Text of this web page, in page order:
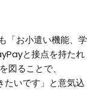
「お小遣い機能、学
と接点を持たれ
図ることで、
いです」と意気込